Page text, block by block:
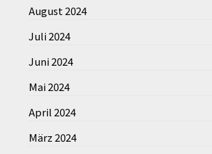
August 2024
Juli 2024
Juni 2024
Mai 2024
April 2024
März 2024